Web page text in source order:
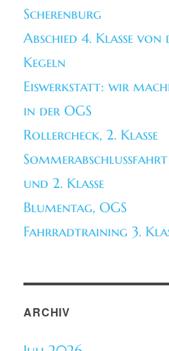
Scherenburg
Abschied 4. Klasse
Kegeln
Eiswerkstatt: wir
in der OGS
Rollercheck, 2. Klasse
und 2. Klasse
Blumentag, OGS
Fahrradtraining 3.
ARCHIV